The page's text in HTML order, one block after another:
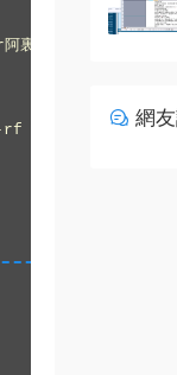
阿裏雲
/ var / cache /
網